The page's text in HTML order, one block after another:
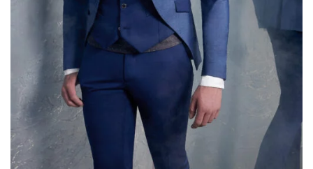
principessa (46)
(29)
sirena(26)
tuta (2)
Filtra per Scollatura